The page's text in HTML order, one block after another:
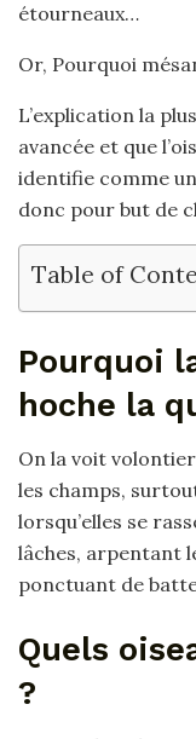
étourneaux…
Or, Pourquoi
L’explication la
avancée et que
identifie comme
donc pour but de
Table of
Pourquoi
hoche la
On la voit
les champs,
lorsqu’elles se
lâches, arpentant
ponctuant de
Quels
?